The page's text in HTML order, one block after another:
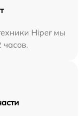
Hiper мы
часов.